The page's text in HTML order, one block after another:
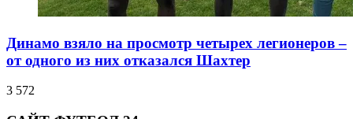
Динамо взяло на просмотр четырех легионеров –
от одного из них отказался Шахтер
3 572